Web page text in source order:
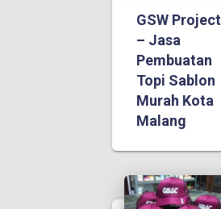
GSW Project
– Jasa
Pembuatan
Topi Sablon
Murah Kota
Malang